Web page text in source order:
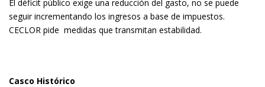
El déficit público exige una reducción del gasto, no se puede
seguir incrementando los ingresos a base de impuestos.
CECLOR pide medidas que transmitan estabilidad.
Casco Histórico